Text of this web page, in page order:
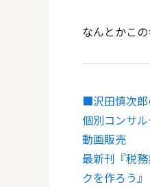
なんとかこ
■沢田慎次郎
個別コンサ
動画販売
最新刊『税
クを作ろう』